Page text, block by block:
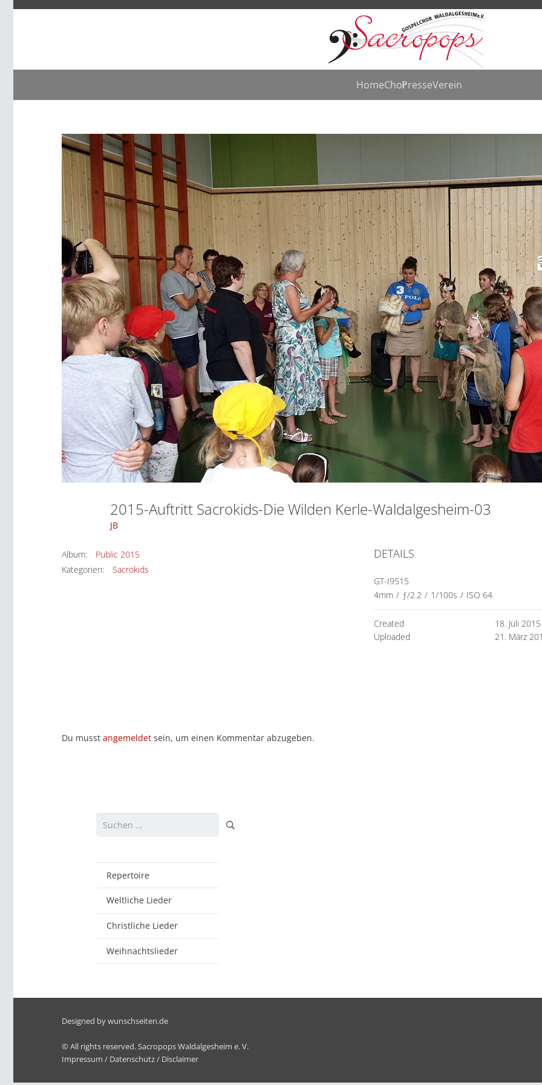
HomeChorPresseVerein
2015-Auftritt Sacrokids-Die Wilden Kerle-Waldalgesheim-03
JB
Album:
Public 2015
Kategorien:
Sacrokids
DETAILS
GT-I9515
4mm / ƒ/2.2 / 1/100s / ISO 64
Created
18. Juli 2015
Uploaded
21. März
Du musst angemeldet sein, um einen Kommentar abzugeben.
Suchen
Repertoire
Weltliche Lieder
Christliche Lieder
Weihnachtslieder
Designed bywunschseiten.de
© All rights reserved. Sacropops Waldalgesheim e. V.
Impressum / Datenschutz/ Disclaimer